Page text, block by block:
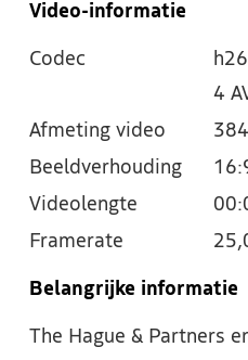
Video-informatie
Codec
4
Afmeting video
Beeldverhouding
Videolengte
Framerate
Belangrijke informatie
The Hague & Partners